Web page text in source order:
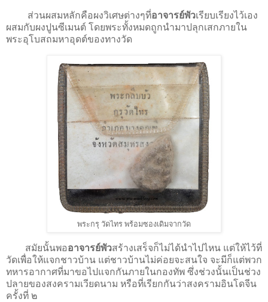
ส่วนผสมหลักคือผงวิเศษต่างๆที่อาจารย์พัวเรียบเรียงไว้เอง
ผสมกับผงปูนซีเมนต์ โดยพระทั้งหมดถูกนำมาปลุกเสกภายใน
พระอุโบสถมหาอุดต์ของทางวัด
พระกรุ วัดไทร พร้อมซองเดิมจากวัด
สมัยนั้นพออาจารย์พัวสร้างเสร็จก็ไม่ได้นำไปไหน แต่ให้ไว้ที่
วัดเพื่อให้แจกชาวบ้าน แต่ชาวบ้านไม่ค่อยจะสนใจ จะมีก็แต่พวก
ทหารอากาศที่มาขอไปแจกกันภายในกองทัพ ซึ่งช่วงนั้นเป็นช่วง
ปลายของสงครามเวียดนาม หรือที่เรียกกันว่าสงครามอินโดจีน
ครั้งที่ ๒